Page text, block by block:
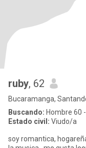
ruby, 62
Bucaramanga,
Buscando: Hombre 60
Estado civil: Viudo/a
soy romantica,